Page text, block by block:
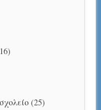
(25)